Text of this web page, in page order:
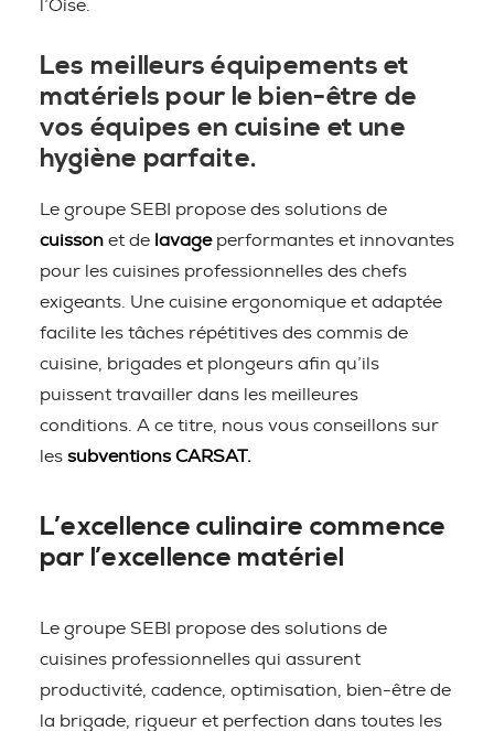
l’Oise.
Les meilleurs équipements et
matériels pour le bien-être de
vos équipes en cuisine et une
hygiène parfaite.
Le groupe SEBI propose des solutions de
cuisson et de lavageperformantes et innovantes
pour les cuisines professionnelles des chefs
exigeants. Une cuisine ergonomique et adaptée
facilite les tâches répétitives des commis de
cuisine, brigades et plongeurs afin qu’ils
puissent travailler dans les meilleures
conditions. A ce titre, nous vous conseillons sur
les subventions CARSAT.
L’excellence culinaire commence
par l’excellence matériel
Le groupe SEBI propose des solutions de
cuisines professionnelles qui assurent
productivité, cadence, optimisation, bien-être de
la brigade, rigueur et perfection dans toutes les